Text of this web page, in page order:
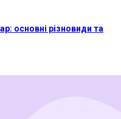
основні різновиди та